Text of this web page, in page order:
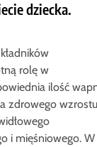
dziecka.
rolę w
ilość
zdrowego wzrostu
i mięśniowego. W